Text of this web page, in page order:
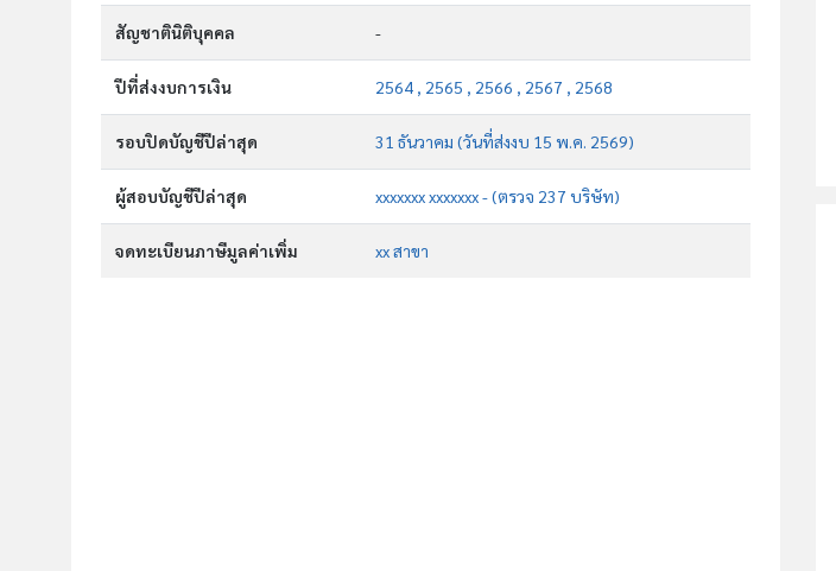
สัญชาตินิติบุคคล -
ปีที่ส่งงบการเงิน 2564 , 2565 , 2566 , 2567 , 2568
รอบปิดบัญชีปีล่าสุด 31 ธันวาคม (วันที่ส่งงบ 15 พ.ค. 2569)
ผู้สอบบัญชีปีล่าสุด xxxxxxx xxxxxxx - (ตรวจ 237 บริษัท)
จดทะเบียนภาษีมูลค่าเพิ่ม xx สาขา